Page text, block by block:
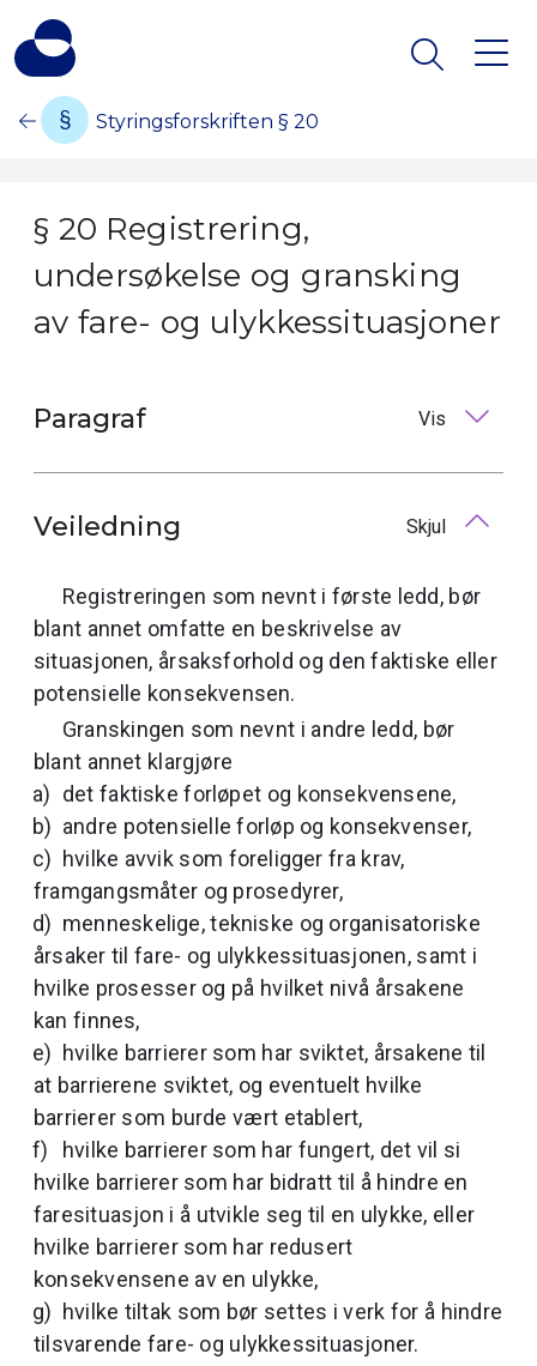
Styringsforskriften § 20
§ 20 Registrering,
undersøkelse og gransking
av fare- og ulykkessituasjoner
Paragraf Vis
Veiledning Skjul
Registreringen som nevnt i første ledd, bør
blant annet omfatte en beskrivelse av
situasjonen, årsaksforhold og den faktiske eller
potensielle konsekvensen.
Granskingen som nevnt i andre ledd, bør
blant annet klargjøre
det faktiske forløpet og konsekvensene,
andre potensielle forløp og konsekvenser,
hvilke avvik som foreligger fra krav,
framgangsmåter og prosedyrer,
menneskelige, tekniske og organisatoriske
årsaker til fare- og ulykkessituasjonen, samt i
hvilke prosesser og på hvilket nivå årsakene
kan finnes,
hvilke barrierer som har sviktet, årsakene til
at barrierene sviktet, og eventuelt hvilke
barrierer som burde vært etablert,
hvilke barrierer som har fungert, det vil si
hvilke barrierer som har bidratt til å hindre en
faresituasjon i å utvikle seg til en ulykke, eller
hvilke barrierer som har redusert
konsekvensene av en ulykke,
hvilke tiltak som bør settes i verk for å hindre
tilsvarende fare- og ulykkessituasjoner.